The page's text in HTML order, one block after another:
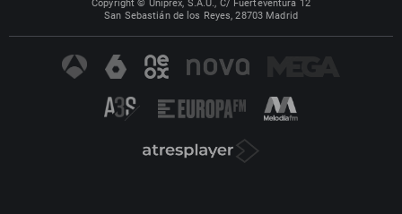
Copyright © Uniprex, S.A.U., C/ Fuerteventura 12
San Sebastián de los Reyes, 28703 Madrid